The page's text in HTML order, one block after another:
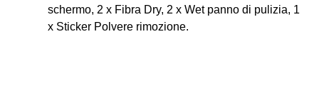
schermo, 2 x Fibra Dry, 2 x Wet panno di pulizia, 1
x Sticker Polvere rimozione.